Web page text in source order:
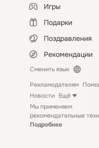
Игры
Подарки
Поздравления
Рекомендации
Сменить язык
Рекламодателям
Новости Ещё
Мы применяем
рекомендательные
Подробнее